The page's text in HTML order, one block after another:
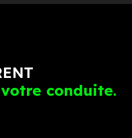
conduite.